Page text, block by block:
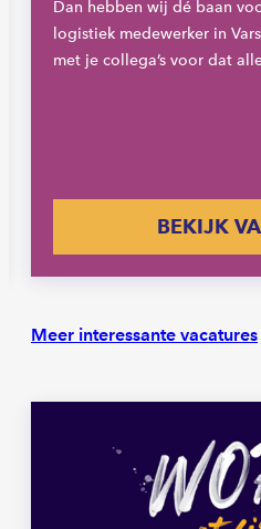
Dan hebben wij dé baan
logistiek medewerker in
met je collega’s voor dat
BEKIJK
Meer interessante vacatures